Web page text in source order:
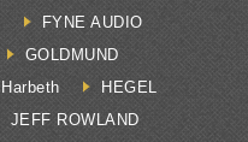
FYNE AUDIO
GOLDMUND
Harbeth
HEGEL
JEFF ROWLAND